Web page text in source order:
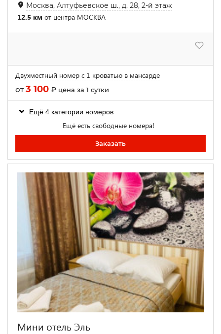
Москва, Алтуфьевское ш., д. 28, 2-й этаж
12.5 км от центра МОСКВА
Двухместный номер с 1 кроватью в мансарде
от3 100 ₽ цена за 1 сутки
Ещё 4 категории номеров
Ещё есть свободные номера!
Заказать
Мини отель Эль